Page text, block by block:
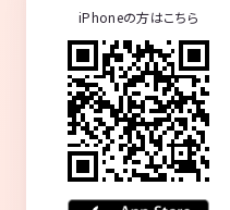
iPhoneの方はこちら